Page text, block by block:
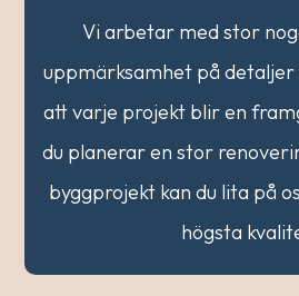
Vi arbetar med stor
uppmärksamhet på
att varje projekt blir en
du planerar en stor
byggprojekt kan du lita på
högsta